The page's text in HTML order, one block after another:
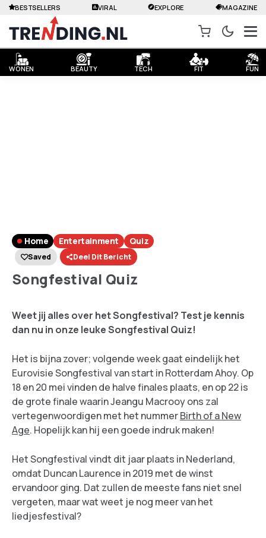
WONEN BEAUTY TECH FIT FUN
BESTSELLERS VIRAL EXPLORE MAGAZINE
Home Entertainment Quiz
Saved Deel Dit Bericht
Songfestival Quiz
Weet jij alles over het Songfestival? Test je kennis
dan nu in onze leuke Songfestival Quiz!
Het is bijna zover; volgende week gaat eindelijk het
Eurovisie Songfestival van start in Rotterdam Ahoy. Op
18 en 20 mei vinden de halve finales plaats, en op 22 is
de grote finale waarin Jeangu Macrooy ons zal
vertegenwoordigen met het nummerBirth of a New
Age. Hopelijk kan hij een goede indruk maken!
Het Songfestival vindt dit jaar plaats in Nederland,
omdat Duncan Laurence in 2019 met de winst
ervandoor ging. Dat zullen de meeste fans niet snel
vergeten, maar wat weet je nog meer van het
liedjesfestival?